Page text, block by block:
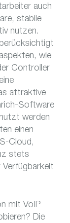
auch
stabile
nutzen.
wie
Controller
attraktive
Software
werden
einen
Cloud,
stets
mit VoIP
Die